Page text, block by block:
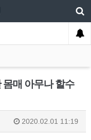
몸매 아무나 할수
2020.02.01 11:19